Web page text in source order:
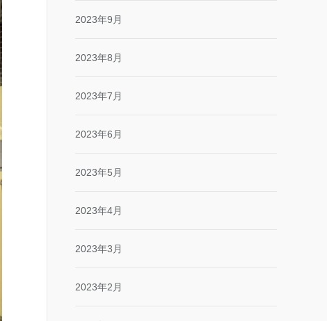
2023年9月
2023年8月
2023年7月
2023年6月
2023年5月
2023年4月
2023年3月
2023年2月